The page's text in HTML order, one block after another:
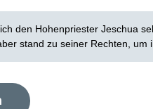
den Hohenpriester Jeschua
stand zu seiner Rechten, um